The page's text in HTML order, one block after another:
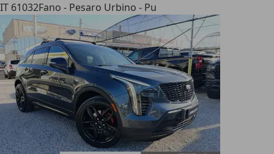
IT 61032Fano - Pesaro Urbino - Pu